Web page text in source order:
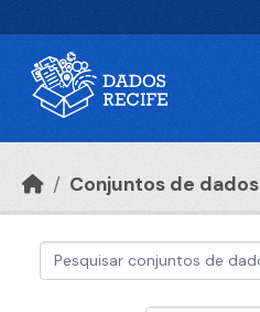
Conjuntos de dados